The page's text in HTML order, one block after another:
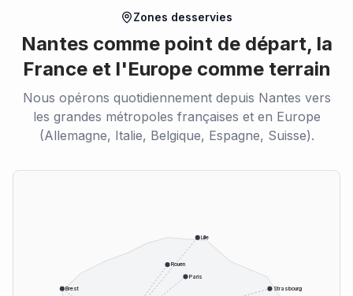
Zones desservies
Nantes comme point de départ, la
France et l'Europe comme terrain
Nous opérons quotidiennement depuis Nantes vers
les grandes métropoles françaises et en Europe
(Allemagne, Italie, Belgique, Espagne, Suisse).
Paris
Strasbourg
Lille
Rouen
Brest